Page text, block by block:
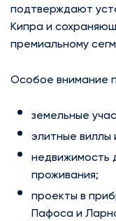
подтверждают
Кипра и
премиальному
Особое внимание
земельные
элитные
недвижимость
проживания;
проекты в
Пафоса и